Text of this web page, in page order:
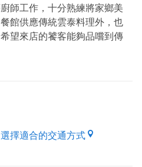
師工作，十分熟練將家鄉美
館供應傳統雲泰料理外，也
望來店的饕客能夠品嚐到傳
擇適合的交通方式